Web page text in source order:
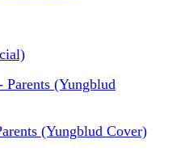
(Yungblud Cover)